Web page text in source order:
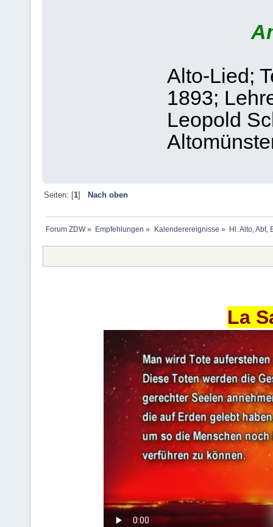
Alto-Lied;
1893;
Leopold
Seiten: [1] Nach oben
Forum ZDW» Empfehlungen » Kalenderereignisse » Hl. Alto, Abt,
La